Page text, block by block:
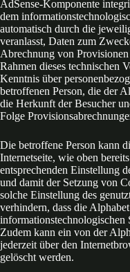
AdSense-Komponente
dem
automatisch durch die
veranlasst, Daten zum
Abrechnung von
Rahmen dieses technischen
Kenntnis über
betroffenen Person, die der
die Herkunft der Besucher
Folge
Die betroffene Person kann
Internetseite, wie oben
entsprechenden Einstellung
und damit der Setzung von
solche Einstellung des
verhindern, dass die
informationstechnologischen
Zudem kann ein von der
jederzeit über den
gelöscht werden.